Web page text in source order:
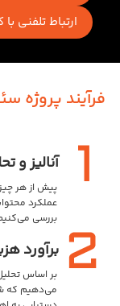
ارتباط تلفنی
فرآیند پروژه
آنالیز و
پیش از هر
عملکرد
بررسی
برآورد
بر اساس
می‌دهیم که